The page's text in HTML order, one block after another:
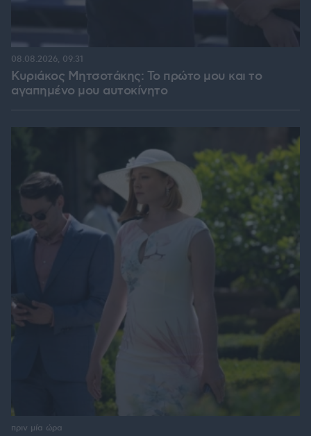
Κυριάκος Μητσοτάκης: Το πρώτο μου και το
αγαπημένο μου αυτοκίνητο
08.08.2026, 09:31
πριν μία ώρα